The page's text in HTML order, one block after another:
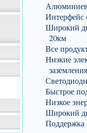
Интерфейс
Широкий
20км
Все
Низкие
заземления
Быстрое
Низкое
Широкий
Поддержка